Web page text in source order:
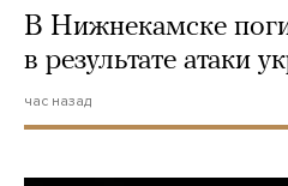
В Нижнекамске
в результате атаки
час назад